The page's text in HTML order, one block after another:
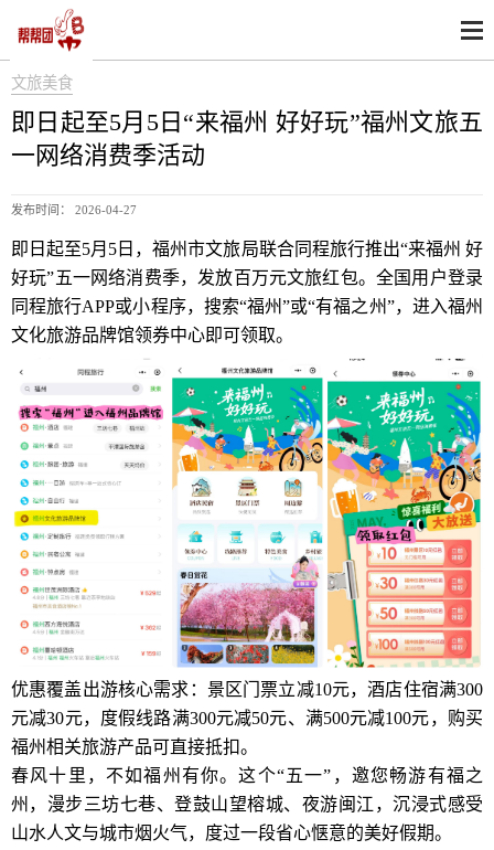
文旅美食
即日起至5月5日“来福州 好好玩”福州文旅五
一网络消费季活动
发布时间： 2026-04-27
即日起至5月5日，福州市文旅局联合同程旅行推出“来福州 好
好玩”五一网络消费季，发放百万元文旅红包。全国用户登录
同程旅行APP或小程序，搜索“福州”或“有福之州”，进入福州
文化旅游品牌馆领券中心即可领取。
优惠覆盖出游核心需求：景区门票立减10元，酒店住宿满300
元减30元，度假线路满300元减50元、满500元减100元，购买
福州相关旅游产品可直接抵扣。
春风十里，不如福州有你。这个“五一”，邀您畅游有福之
州，漫步三坊七巷、登鼓山望榕城、夜游闽江，沉浸式感受
山水人文与城市烟火气，度过一段省心惬意的美好假期。